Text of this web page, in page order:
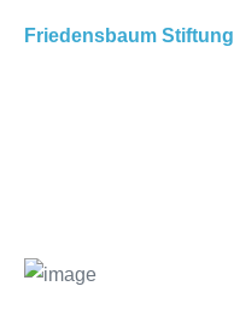
Friedensbaum Stiftung